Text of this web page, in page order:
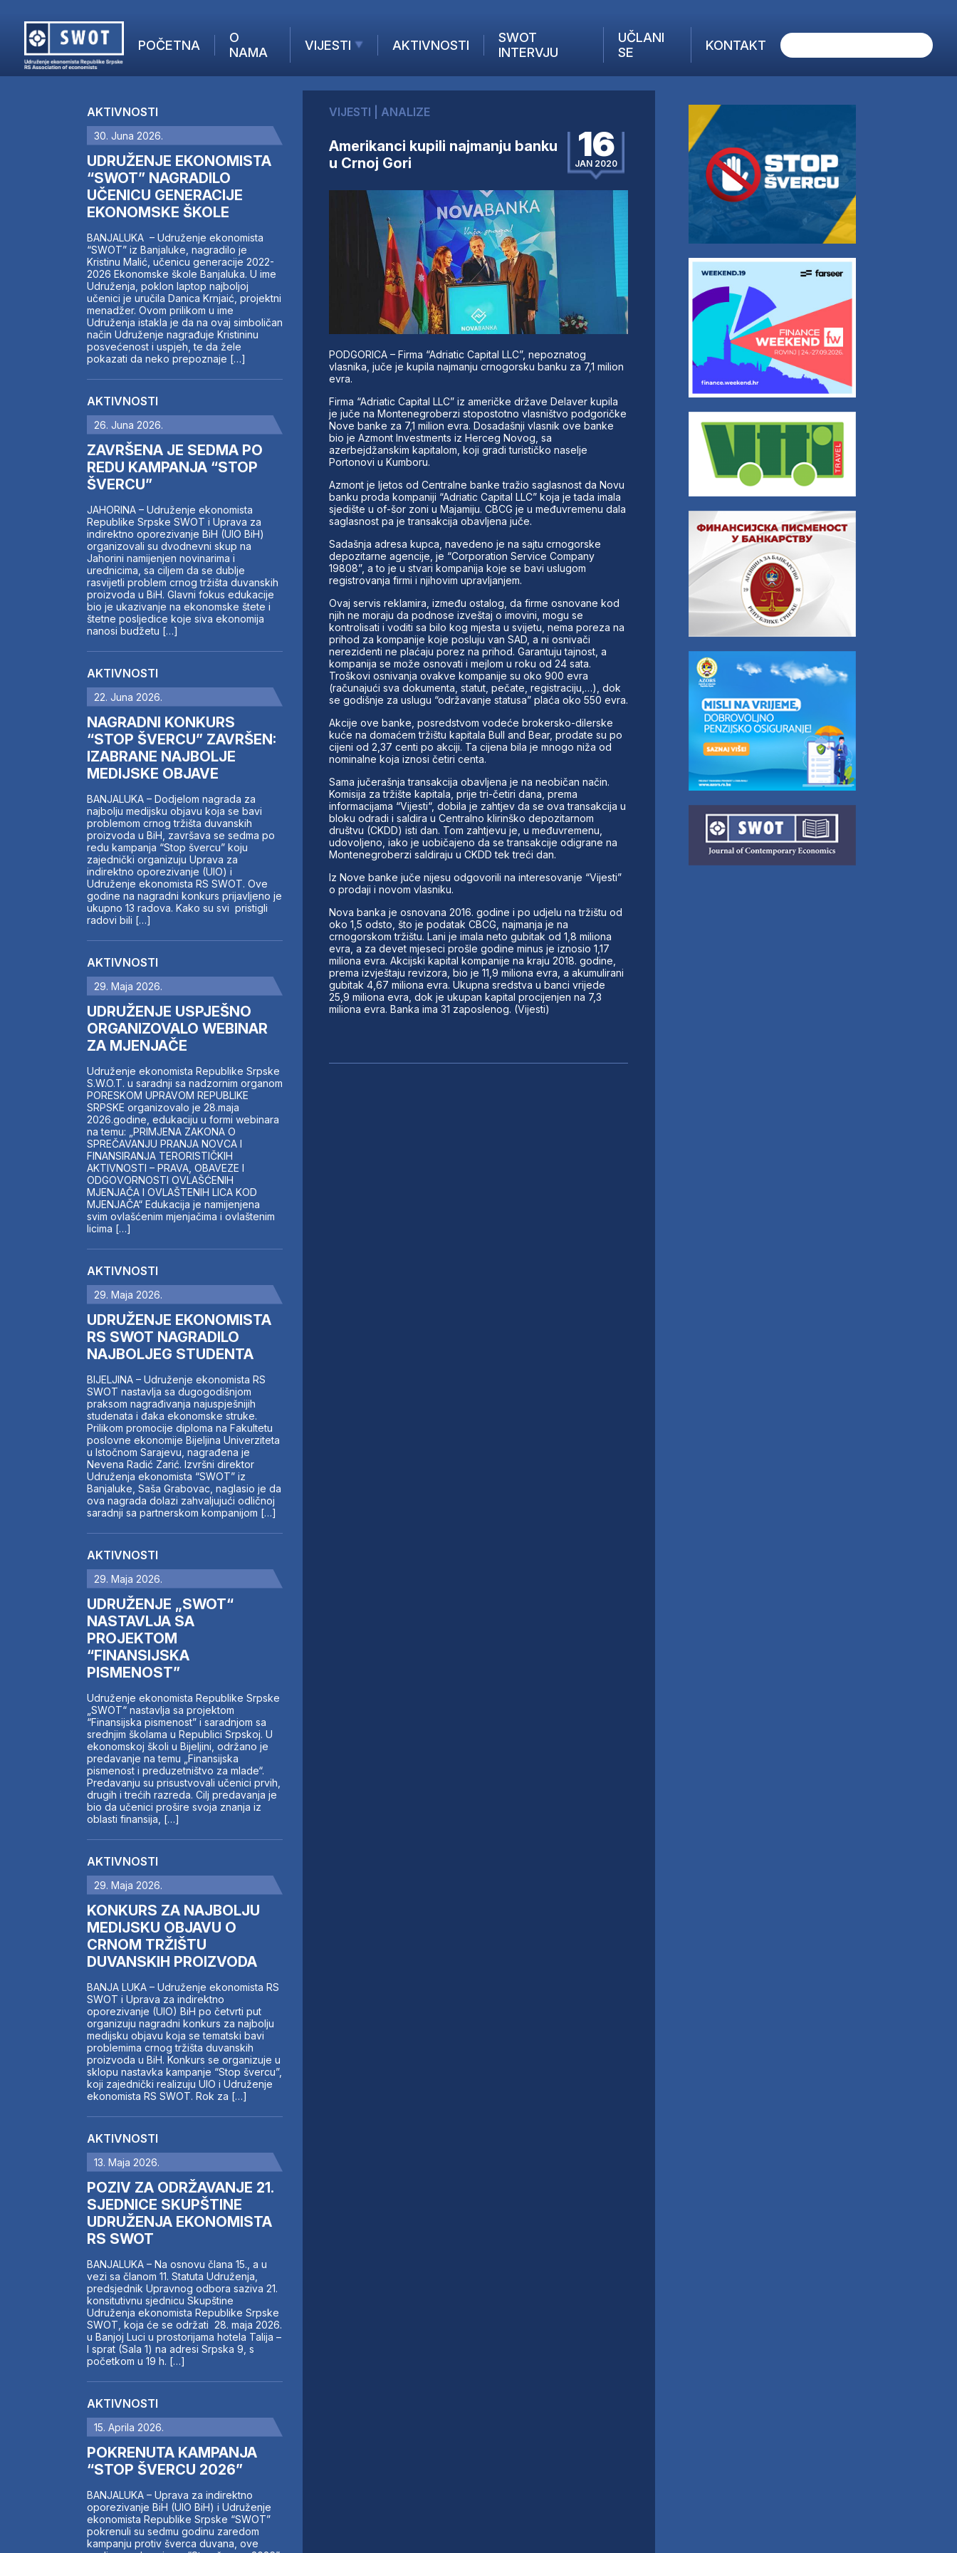
POČETNA
O
NAMA
VIJESTI
AKTUELNO
KOMPANIJE
FINANSIJE
IZ STRANIH MEDIJA
AKTIVNOSTI
SWOT
INTERVJU
UČLANI
SE
KONTAKT
AKTUELNO
ANALIZE
KOMPANIJE
FINANSIJE
IZ STRANIH MEDIJA
AKTIVNOSTI
SWOT INTERVJU
UČLANI SE
KONTAKT
AKTIVNOSTI
30. Juna 2026.
UDRUŽENJE EKONOMISTA
“SWOT” NAGRADILO
UČENICU GENERACIJE
EKONOMSKE ŠKOLE
BANJALUKA – Udruženje ekonomista
“SWOT” iz Banjaluke, nagradilo je
Kristinu Malić, učenicu generacije 2022-
2026 Ekonomske škole Banjaluka. U ime
Udruženja, poklon laptop najboljoj
učenici je uručila Danica Krnjaić, projektni
menadžer. Ovom prilikom u ime
Udruženja istakla je da na ovaj simboličan
način Udruženje nagrađuje Kristininu
posvećenost i uspjeh, te da žele
pokazati da neko prepoznaje […]
AKTIVNOSTI
26. Juna 2026.
ZAVRŠENA JE SEDMA PO
REDU KAMPANJA “STOP
ŠVERCU”
JAHORINA – Udruženje ekonomista
Republike Srpske SWOT i Uprava za
indirektno oporezivanje BiH (UIO BiH)
organizovali su dvodnevni skup na
Jahorini namijenjen novinarima i
urednicima, sa ciljem da se dublje
rasvijetli problem crnog tržišta duvanskih
proizvoda u BiH. Glavni fokus edukacije
bio je ukazivanje na ekonomske štete i
štetne posljedice koje siva ekonomija
nanosi budžetu […]
AKTIVNOSTI
22. Juna 2026.
NAGRADNI KONKURS
“STOP ŠVERCU” ZAVRŠEN:
IZABRANE NAJBOLJE
MEDIJSKE OBJAVE
BANJALUKA – Dodjelom nagrada za
najbolju medijsku objavu koja se bavi
problemom crnog tržišta duvanskih
proizvoda u BiH, završava se sedma po
redu kampanja “Stop švercu” koju
zajednički organizuju Uprava za
indirektno oporezivanje (UIO) i
Udruženje ekonomista RS SWOT. Ove
godine na nagradni konkurs prijavljeno je
ukupno 13 radova. Kako su svi pristigli
radovi bili […]
AKTIVNOSTI
29. Maja 2026.
UDRUŽENJE USPJEŠNO
ORGANIZOVALO WEBINAR
ZA MJENJAČE
Udruženje ekonomista Republike Srpske
S.W.O.T. u saradnji sa nadzornim organom
PORESKOM UPRAVOM REPUBLIKE
SRPSKE organizovalo je 28.maja
2026.godine, edukaciju u formi webinara
na temu: „PRIMJENA ZAKONA O
SPREČAVANJU PRANJA NOVCA I
FINANSIRANJA TERORISTIČKIH
AKTIVNOSTI – PRAVA, OBAVEZE I
ODGOVORNOSTI OVLAŠĆENIH
MJENJAČA I OVLAŠTENIH LICA KOD
MJENJAČA“ Edukacija je namijenjena
svim ovlašćenim mjenjačima i ovlaštenim
licima […]
AKTIVNOSTI
29. Maja 2026.
UDRUŽENJE EKONOMISTA
RS SWOT NAGRADILO
NAJBOLJEG STUDENTA
BIJELJINA – Udruženje ekonomista RS
SWOT nastavlja sa dugogodišnjom
praksom nagrađivanja najuspješnijih
studenata i đaka ekonomske struke.
Prilikom promocije diploma na Fakultetu
poslovne ekonomije Bijeljina Univerziteta
u Istočnom Sarajevu, nagrađena je
Nevena Radić Zarić. Izvršni direktor
Udruženja ekonomista “SWOT” iz
Banjaluke, Saša Grabovac, naglasio je da
ova nagrada dolazi zahvaljujući odličnoj
saradnji sa partnerskom kompanijom […]
AKTIVNOSTI
29. Maja 2026.
UDRUŽENJE „SWOT“
NASTAVLJA SA
PROJEKTOM
“FINANSIJSKA
PISMENOST”
Udruženje ekonomista Republike Srpske
„SWOT“ nastavlja sa projektom
“Finansijska pismenost” i saradnjom sa
srednjim školama u Republici Srpskoj. U
ekonomskoj školi u Bijeljini, održano je
predavanje na temu „Finansijska
pismenost i preduzetništvo za mlade“.
Predavanju su prisustvovali učenici prvih,
drugih i trećih razreda. Cilj predavanja je
bio da učenici prošire svoja znanja iz
oblasti finansija, […]
AKTIVNOSTI
29. Maja 2026.
KONKURS ZA NAJBOLJU
MEDIJSKU OBJAVU O
CRNOM TRŽIŠTU
DUVANSKIH PROIZVODA
BANJA LUKA – Udruženje ekonomista RS
SWOT i Uprava za indirektno
oporezivanje (UIO) BiH po četvrti put
organizuju nagradni konkurs za najbolju
medijsku objavu koja se tematski bavi
problemima crnog tržišta duvanskih
proizvoda u BiH. Konkurs se organizuje u
sklopu nastavka kampanje “Stop švercu”,
koji zajednički realizuju UIO i Udruženje
ekonomista RS SWOT. Rok za […]
AKTIVNOSTI
13. Maja 2026.
POZIV ZA ODRŽAVANJE 21.
SJEDNICE SKUPŠTINE
UDRUŽENJA EKONOMISTA
RS SWOT
BANJALUKA – Na osnovu člana 15., a u
vezi sa članom 11. Statuta Udruženja,
predsjednik Upravnog odbora saziva 21.
konsitutivnu sjednicu Skupštine
Udruženja ekonomista Republike Srpske
SWOT, koja će se održati 28. maja 2026.
u Banjoj Luci u prostorijama hotela Talija –
I sprat (Sala 1) na adresi Srpska 9, s
početkom u 19 h. […]
AKTIVNOSTI
15. Aprila 2026.
POKRENUTA KAMPANJA
“STOP ŠVERCU 2026”
BANJALUKA – Uprava za indirektno
oporezivanje BiH (UIO BiH) i Udruženje
ekonomista Republike Srpske “SWOT”
pokrenuli su sedmu godinu zaredom
kampanju protiv šverca duvana, ove
VIJESTI ANALIZE
Amerikanci kupili najmanju banku
u Crnoj Gori
16
JAN 2020
PODGORICA – Firma “Adriatic Capital LLC”, nepoznatog
vlasnika, juče je kupila najmanju crnogorsku banku za 7,1 milion
evra.
Firma “Adriatic Capital LLC” iz američke države Delaver kupila
je juče na Montenegroberzi stopostotno vlasništvo podgoričke
Nove banke za 7,1 milion evra. Dosadašnji vlasnik ove banke
bio je Azmont Investments iz Herceg Novog, sa
azerbejdžanskim kapitalom, koji gradi turističko naselje
Portonovi u Kumboru.
Azmont je ljetos od Centralne banke tražio saglasnost da Novu
banku proda kompaniji “Adriatic Capital LLC” koja je tada imala
sjedište u of-šor zoni u Majamiju. CBCG je u međuvremenu dala
saglasnost pa je transakcija obavljena juče.
Sadašnja adresa kupca, navedeno je na sajtu crnogorske
depozitarne agencije, je “Corporation Service Company
19808”, a to je u stvari kompanija koje se bavi uslugom
registrovanja firmi i njihovim upravljanjem.
Ovaj servis reklamira, između ostalog, da firme osnovane kod
njih ne moraju da podnose izveštaj o imovini, mogu se
kontrolisati i voditi sa bilo kog mjesta u svijetu, nema poreza na
prihod za kompanije koje posluju van SAD, a ni osnivači
nerezidenti ne plaćaju porez na prihod. Garantuju tajnost, a
kompanija se može osnovati i mejlom u roku od 24 sata.
Troškovi osnivanja ovakve kompanije su oko 900 evra
(računajući sva dokumenta, statut, pečate, registraciju,…), dok
se godišnje za uslugu “održavanje statusa” plaća oko 550 evra.
Akcije ove banke, posredstvom vodeće brokersko-dilerske
kuće na domaćem tržištu kapitala Bull and Bear, prodate su po
cijeni od 2,37 centi po akciji. Ta cijena bila je mnogo niža od
nominalne koja iznosi četiri centa.
Sama jučerašnja transakcija obavljena je na neobičan način.
Komisija za tržište kapitala, prije tri-četiri dana, prema
informacijama “Vijesti“, dobila je zahtjev da se ova transakcija u
bloku odradi i saldira u Centralno klirinško depozitarnom
društvu (CKDD) isti dan. Tom zahtjevu je, u međuvremenu,
udovoljeno, iako je uobičajeno da se transakcije odigrane na
Montenegroberzi saldiraju u CKDD tek treći dan.
Iz Nove banke juče nijesu odgovorili na interesovanje “Vijesti”
o prodaji i novom vlasniku.
Nova banka je osnovana 2016. godine i po udjelu na tržištu od
oko 1,5 odsto, što je podatak CBCG, najmanja je na
crnogorskom tržištu. Lani je imala neto gubitak od 1,8 miliona
evra, a za devet mjeseci prošle godine minus je iznosio 1,17
miliona evra. Akcijski kapital kompanije na kraju 2018. godine,
prema izvještaju revizora, bio je 11,9 miliona evra, a akumulirani
gubitak 4,67 miliona evra. Ukupna sredstva u banci vrijede
25,9 miliona evra, dok je ukupan kapital procijenjen na 7,3
miliona evra. Banka ima 31 zaposlenog. (Vijesti)